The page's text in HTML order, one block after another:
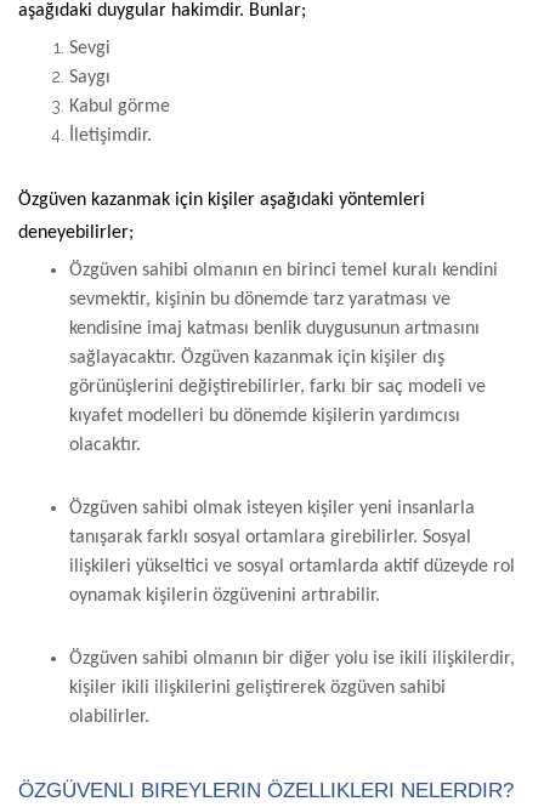
aşağıdaki duygular hakimdir. Bunlar;
Sevgi
Saygı
Kabul görme
İletişimdir.
Özgüven kazanmak için kişiler aşağıdaki yöntemleri
deneyebilirler;
Özgüven sahibi olmanın en birinci temel kuralı kendini
sevmektir, kişinin bu dönemde tarz yaratması ve
kendisine imaj katması benlik duygusunun artmasını
sağlayacaktır. Özgüven kazanmak için kişiler dış
görünüşlerini değiştirebilirler, farkı bir saç modeli ve
kıyafet modelleri bu dönemde kişilerin yardımcısı
olacaktır.
Özgüven sahibi olmak isteyen kişiler yeni insanlarla
tanışarak farklı sosyal ortamlara girebilirler. Sosyal
ilişkileri yükseltici ve sosyal ortamlarda aktif düzeyde rol
oynamak kişilerin özgüvenini artırabilir.
Özgüven sahibi olmanın bir diğer yolu ise ikili ilişkilerdir,
kişiler ikili ilişkilerini geliştirerek özgüven sahibi
olabilirler.
ÖZGÜVENLI BIREYLERIN ÖZELLIKLERI NELERDIR?